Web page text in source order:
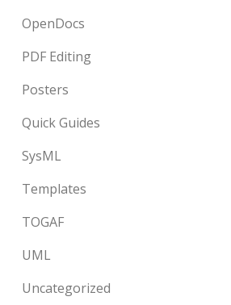
OpenDocs
PDF Editing
Posters
Quick Guides
SysML
Templates
TOGAF
UML
Uncategorized